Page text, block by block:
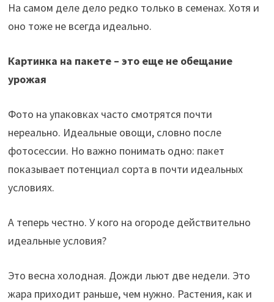
На самом деле дело редко только в семенах. Хотя и
оно тоже не всегда идеально.
Картинка на пакете – это еще не обещание
урожая
Фото на упаковках часто смотрятся почти
нереально. Идеальные овощи, словно после
фотосессии. Но важно понимать одно: пакет
показывает потенциал сорта в почти идеальных
условиях.
А теперь честно. У кого на огороде действительно
идеальные условия?
Это весна холодная. Дожди льют две недели. Это
жара приходит раньше, чем нужно. Растения, как и